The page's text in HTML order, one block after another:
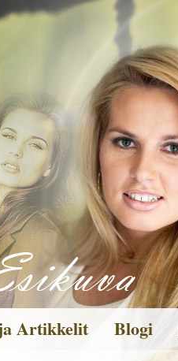
Artikkelit Blogi
Toiveita